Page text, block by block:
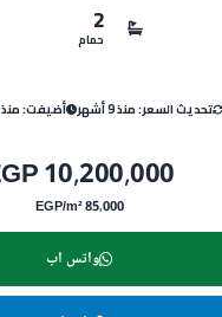
2
حمام
تحديث السعر: منذ 9 أشهر أضيفت: منذ 3 سنوات
10,200,000 EGP
85,000 EGP/m²
واتس اب